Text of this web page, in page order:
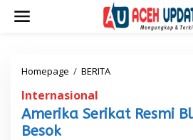
Homepage / BERITA
r
i
Internasional
Amerika Serikat Resmi
Besok